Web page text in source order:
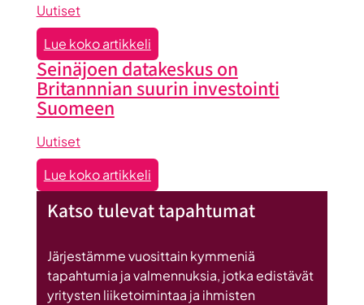
valmennuksessa
hyödyt
ryhmän
tuesta
Uutiset
Lue koko artikkeli:
Maailma
löysi
Seinäjoen
Seinäjoen datakeskus on
Britannnian suurin investointi
Suomeen
Uutiset
Lue koko artikkeli:
Seinäjoen
datakeskus
Britannnian
suurin
investointi
Katso tulevat tapahtumat
Järjestämme vuosittain kymmeniä
tapahtumia ja valmennuksia, jotka edistävät
yritysten liiketoimintaa ja ihmisten